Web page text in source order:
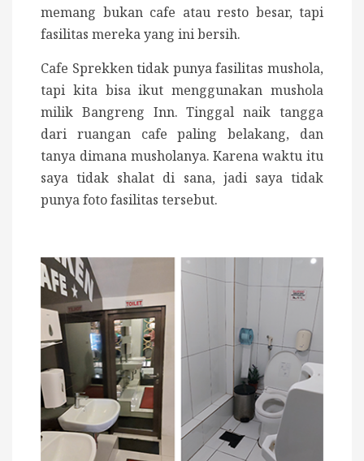
memang bukan cafe atau resto besar, tapi
fasilitas mereka yang ini bersih.
Cafe Sprekken tidak punya fasilitas mushola,
tapi kita bisa ikut menggunakan mushola
milik Bangreng Inn. Tinggal naik tangga
dari ruangan cafe paling belakang, dan
tanya dimana musholanya. Karena waktu itu
saya tidak shalat di sana, jadi saya tidak
punya foto fasilitas tersebut.